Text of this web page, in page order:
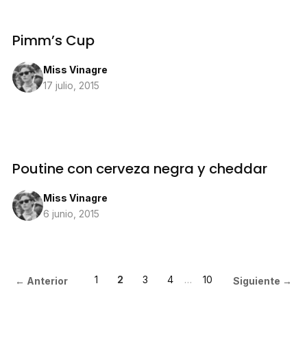
Pimm’s Cup
Miss Vinagre
17 julio, 2015
Poutine con cerveza negra y cheddar
Miss Vinagre
6 junio, 2015
← Anterior 1 2 3 4 … 10 Siguiente →